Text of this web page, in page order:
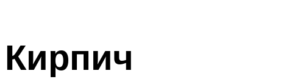
Кирпич